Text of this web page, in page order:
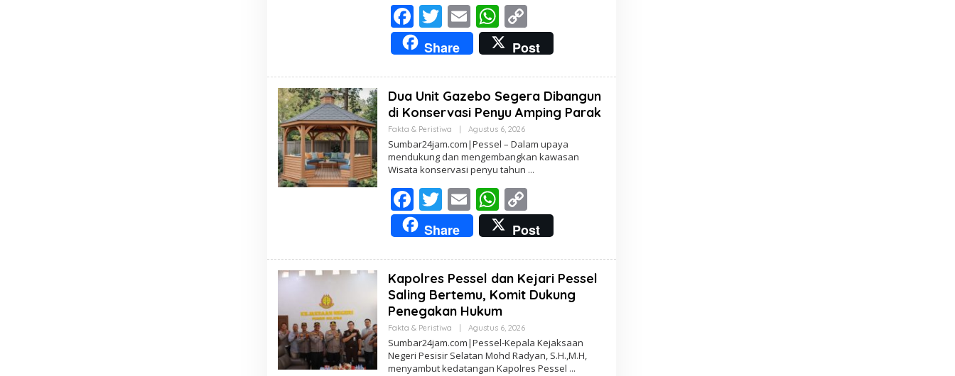
D
K
U
R
F
ac
e
b
o
o
k
T
w
itt
er
E
m
ai
l
W
h
at
s
A
p
p
C
o
p
y
Li
n
k
Share Post
Dua Unit Gazebo Segera Dibangun
di Konservasi Penyu Amping Parak
Fakta & Peristiwa | Agustus 6, 2026O
E
H
R
D
K
U
R
Sumbar24jam.com|Pessel – Dalam upaya
mendukung dan mengembangkan kawasan
Wisata konservasi penyu tahun
F
ac
e
b
o
o
k
T
w
itt
er
E
m
ai
l
W
h
at
s
A
p
p
C
o
p
y
Li
k
Share Post
Kapolres Pessel dan Kejari Pessel
Saling Bertemu, Komit Dukung
Penegakan Hukum
Fakta & Peristiwa | Agustus 6, 2026O
E
H
R
Sumbar24jam.com|Pessel-Kepala Kejaksaan
Negeri Pesisir Selatan Mohd Radyan, S.H.,M.H,
menyambut kedatangan Kapolres Pessel